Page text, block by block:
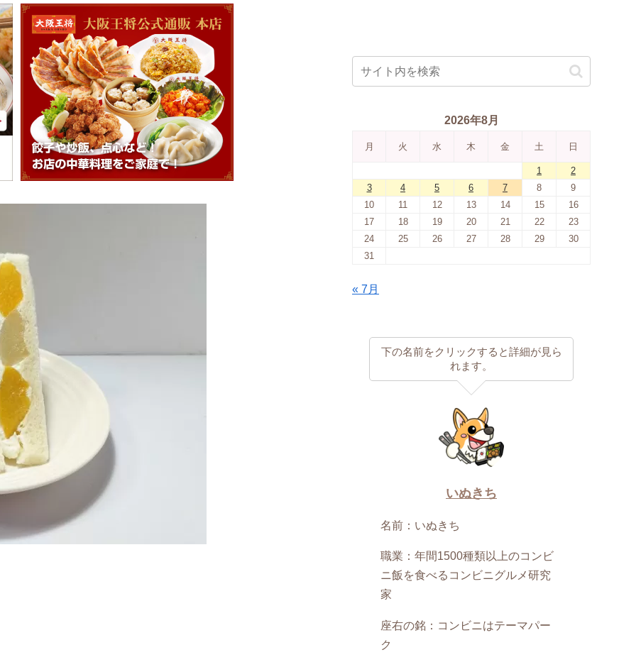
2026年8月
月 火 水 木 金 土 日
1
2
3
4 5 6 7 8
9
10
11 12 13 14 15
16
17
18 19 20 21 22
23
24
25 26 27 28 29
30
31
« 7月
下の名前をクリックすると詳細が見ら
れます。
いぬきち
名前：いぬきち
職業：年間1500種類以上のコンビ
ニ飯を食べるコンビニグルメ研究
家
座右の銘：コンビニはテーマパー
ク